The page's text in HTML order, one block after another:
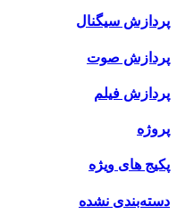
پردازش سیگنال
پردازش صوت
پردازش فیلم
پروژه
پکیج های ویژه
دسته‌بندی نشده